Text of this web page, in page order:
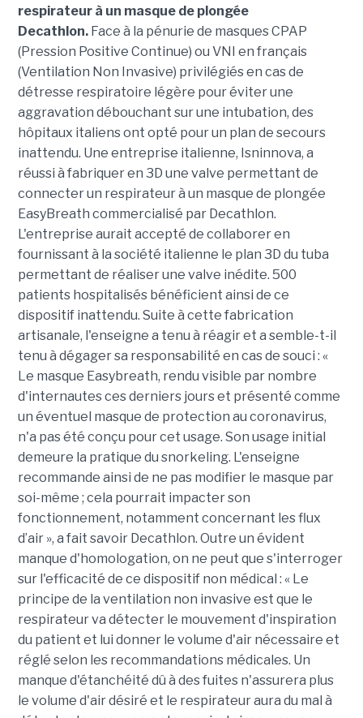
respirateur à un masque de plongée
Decathlon. Face à la pénurie de masques CPAP
(Pression Positive Continue) ou VNI en français
(Ventilation Non Invasive) privilégiés en cas de
détresse respiratoire légère pour éviter une
aggravation débouchant sur une intubation, des
hôpitaux italiens ont opté pour un plan de secours
inattendu. Une entreprise italienne, Isninnova, a
réussi à fabriquer en 3D une valve permettant de
connecter un respirateur à un masque de plongée
EasyBreath commercialisé par Decathlon.
L'entreprise aurait accepté de collaborer en
fournissant à la société italienne le plan 3D du tuba
permettant de réaliser une valve inédite. 500
patients hospitalisés bénéficient ainsi de ce
dispositif inattendu. Suite à cette fabrication
artisanale, l'enseigne a tenu à réagir et a semble-t-il
tenu à dégager sa responsabilité en cas de souci : «
Le masque Easybreath, rendu visible par nombre
d'internautes ces derniers jours et présenté comme
un éventuel masque de protection au coronavirus,
n'a pas été conçu pour cet usage. Son usage initial
demeure la pratique du snorkeling. L'enseigne
recommande ainsi de ne pas modifier le masque par
soi-même ; cela pourrait impacter son
fonctionnement, notamment concernant les flux
d’air », a fait savoir Decathlon. Outre un évident
manque d'homologation, on ne peut que s'interroger
sur l'efficacité de ce dispositif non médical : « Le
principe de la ventilation non invasive est que le
respirateur va détecter le mouvement d'inspiration
du patient et lui donner le volume d'air nécessaire et
réglé selon les recommandations médicales. Un
manque d'étanchéité dû à des fuites n'assurera plus
le volume d'air désiré et le respirateur aura du mal à